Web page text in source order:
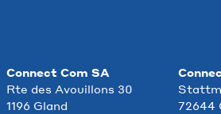
Connect Com SA
Rte des Avouillons 30
1196 Gland
72644